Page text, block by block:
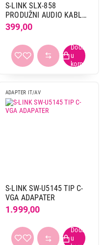
S-LINK SLX-858
PRODUŽNI AUDIO KABL
1.5M
399,00
ADAPTER IT/AV
S-LINK SW-U5145 TIP C-
VGA ADAPATER
1.999,00